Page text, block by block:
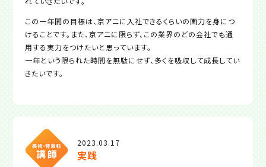
この一年間の目標は、京アニに入社できるくらいの画力を身につ
けることです。また、京アニに限らず、この業界のどの会社でも通
用する実力をつけたいと思っています。
一年という限られた時間を無駄にせず、多くを吸収して成長してい
きたいです。
2023.03.17
実践